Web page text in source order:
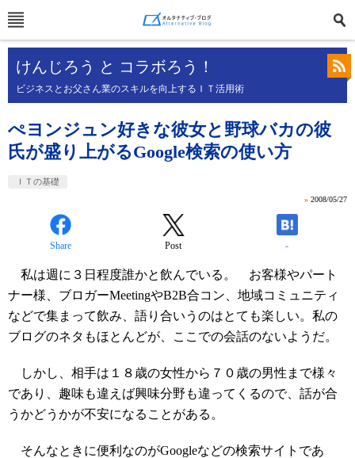
けんじろう と コラボろう！
ビジネスとお父さん業のスキルを向上するＩＴ活用術
ぺヨンジュン好きな彼女と野球バカの彼
氏が盛り上がるGoogle検索の使い方
ＩＴの基礎
» 2008/05/27
Share Post -
私は週に３日程度誰かと飲んでいる。 お客様やパート
ナー様、ブロガーMeetingやB2B合コン、地域コミュニティ
などで集まって飲み、語り合いうのはとても楽しい。私の
ブログのネタもほとんどが、ここでの会話のないようだ。
しかし、相手は１８歳の女性から７０歳の男性まで様々
であり、趣味も違えば興味分野も違ってくるので、話が合
うかどうかが不安になることがある。
そんなときに便利なのがGoogleなどの検索サイトであ